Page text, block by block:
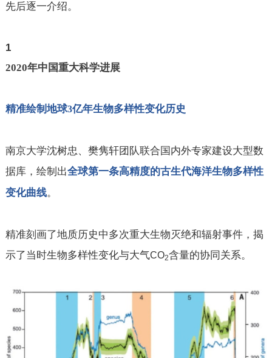
先后逐一介绍。
1
2020年中国重大科学进展
精准绘制地球3亿年生物多样性变化历史
南京大学沈树忠、樊隽轩团队联合国内外专家建设大型数
据库，绘制出全球第一条高精度的古生代海洋生物多样性
变化曲线。
精准刻画了地质历史中多次重大生物灭绝和辐射事件，揭
示了当时生物多样性变化与大气CO2含量的协同关系。